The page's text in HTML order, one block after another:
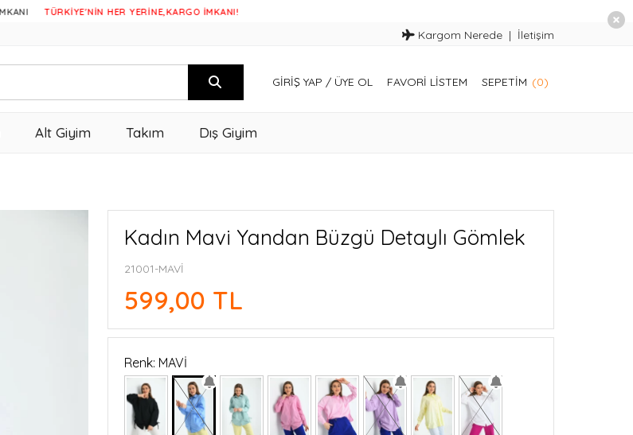
TÜRKİYE'NİN HER YERİNE,KARGO İMKANI!
Kargom Nerede İletişim
GIRIŞ YAP / ÜYE OL FAVORI LISTEM SEPETIM (0)
Alt Giyim Takım Dış Giyim
Kadın Mavi Yandan Büzgü Detaylı Gömlek
21001-MAVİ
599,00 TL
Renk: MAVİ